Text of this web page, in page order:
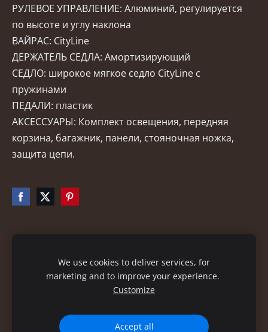
РУЛЕВОЕ УПРАВЛЕНИЕ: Алюминий, регулируется
по высоте и углу наклона
ВАЙРАС: CityLine
ДЕРЖАТЕЛЬ СЕДЛА: Амортизирующий
СЕДЛО: широкое мягкое седло CityLine с
пружинами
ПЕДАЛИ: пластик
АКСЕССУАРЫ: Комплект освещения, передняя
корзина, багажник, панели, стояночная ножка,
защита цепи.
We use cookies to deliver services, for
marketing and to improve your experience.
Customize
Accept all